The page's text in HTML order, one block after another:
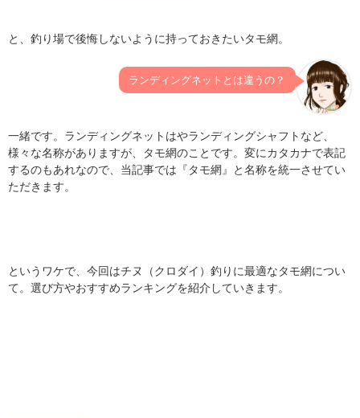
と、釣り場で後悔しないように持っておきたいタモ網。
ランディングネットとは違うの？
一緒です。ランディングネットはやランディングシャフトなど、
様々な名称がありますが、タモ網のことです。変にカタカナで表記
するのもあれなので、当記事では『タモ網』と名称を統一させてい
ただきます。
というワケで、今回はチヌ（クロダイ）釣りに最適なタモ網につい
て。選び方やおすすめランキングを紹介していきます。